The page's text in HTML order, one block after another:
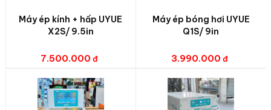
Máy ép kính + hấp UYUE
X2S/ 9.5in
7.500.000
Máy ép bóng hơi UYUE
Q1S/ 9in
3.990.000